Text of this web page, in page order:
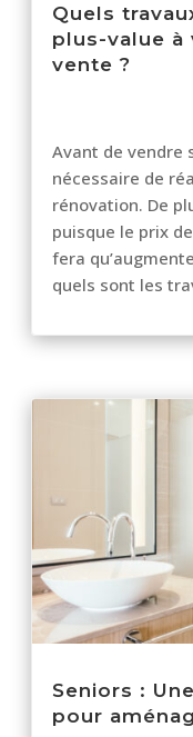
Quels
plus-value
vente ?
Avant de vendre
nécessaire de
rénovation. De
puisque le prix
fera
quels sont les
Seniors :
pour